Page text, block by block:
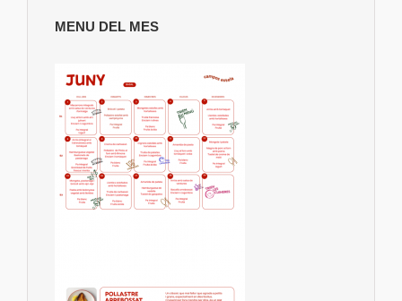
MENU DEL MES